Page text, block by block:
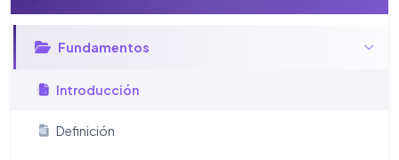
Fundamentos
Introducción
Definición